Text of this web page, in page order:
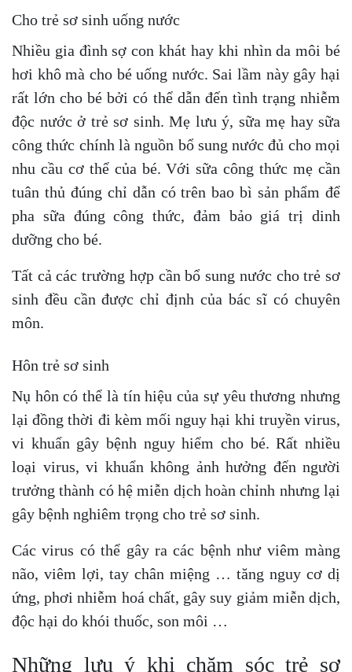
Cho trẻ sơ sinh uống nước
Nhiều gia đình sợ con khát hay khi nhìn da môi bé
hơi khô mà cho bé uống nước. Sai lầm này gây hại
rất lớn cho bé bởi có thể dẫn đến tình trạng nhiễm
độc nước ở trẻ sơ sinh. Mẹ lưu ý, sữa mẹ hay sữa
công thức chính là nguồn bổ sung nước đủ cho mọi
nhu cầu cơ thể của bé. Với sữa công thức mẹ cần
tuân thủ đúng chỉ dẫn có trên bao bì sản phẩm để
pha sữa đúng công thức, đảm bảo giá trị dinh
dưỡng cho bé.
Tất cả các trường hợp cần bổ sung nước cho trẻ sơ
sinh đều cần được chỉ định của bác sĩ có chuyên
môn.
Hôn trẻ sơ sinh
Nụ hôn có thể là tín hiệu của sự yêu thương nhưng
lại đồng thời đi kèm mối nguy hại khi truyền virus,
vi khuẩn gây bệnh nguy hiểm cho bé. Rất nhiều
loại virus, vi khuẩn không ảnh hưởng đến người
trưởng thành có hệ miễn dịch hoàn chỉnh nhưng lại
gây bệnh nghiêm trọng cho trẻ sơ sinh.
Các virus có thể gây ra các bệnh như viêm màng
não, viêm lợi, tay chân miệng … tăng nguy cơ dị
ứng, phơi nhiễm hoá chất, gây suy giảm miễn dịch,
độc hại do khói thuốc, son môi …
Những lưu ý khi chăm sóc trẻ sơ